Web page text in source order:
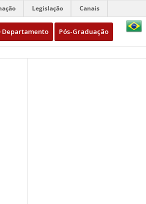
Legislação Canais
Departamento Pós-Graduação